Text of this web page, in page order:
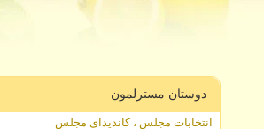
دوستان مسترلمون
انتخابات مجلس ، کاندیدای مجلس